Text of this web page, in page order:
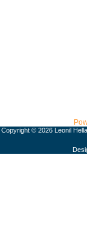
Copyright © 2026 Leonil